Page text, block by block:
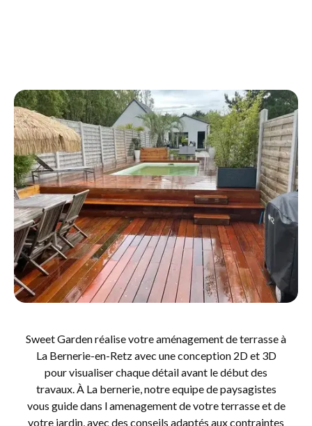
Sweet Garden réalise votre aménagement de terrasse à
La Bernerie-en-Retz avec une conception 2D et 3D
pour visualiser chaque détail avant le début des
travaux. À La bernerie, notre equipe de paysagistes
vous guide dans l amenagement de votre terrasse et de
votre jardin, avec des conseils adaptés aux contraintes